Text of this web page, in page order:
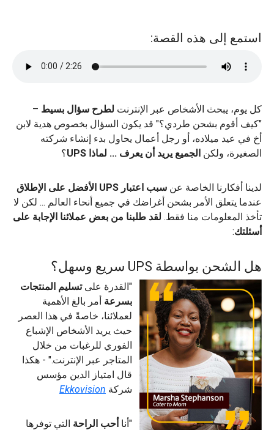
استمع إلى هذه القصة:
كل يوم، يبحث الأشخاص عبر الإنترنت لطرح سؤال بسيط –
"كيف أقوم بشحن طردي؟" قد يكون السؤال بخصوص هدية لابن
أخ في عيد ميلاده، أو رجل أعمال يحاول بدء إنشاء شركته
الصغيرة، ولكن الجميع يريد أن يعرف ... لماذا UPS ؟
لدينا أفكارنا الخاصة عن سبب اعتبار UPS الأفضل على الإطلاق
عندما يتعلق الأمر بشحن أغراضك في جميع أنحاء العالم ... لكن لا
تأخذ المعلومات منا فقط. لقد طلبنا من بعض عملائنا الإجابة على
أسئلتك:
هل الشحن بواسطة UPS سريع وسهل؟
"القدرة علىتسليم المنتجات
بسرعة أمر بالغ الأهمية
لعملائنا، خاصةً في هذا العصر
حيث يريد الأشخاص الإشباع
الفوري للرغبات من خلال
المتاجر عبر الإنترنت." - هكذا
قال امتياز الدين مؤسس
شركة Ekkovision
"أنا أحب الراحة التي توفرها